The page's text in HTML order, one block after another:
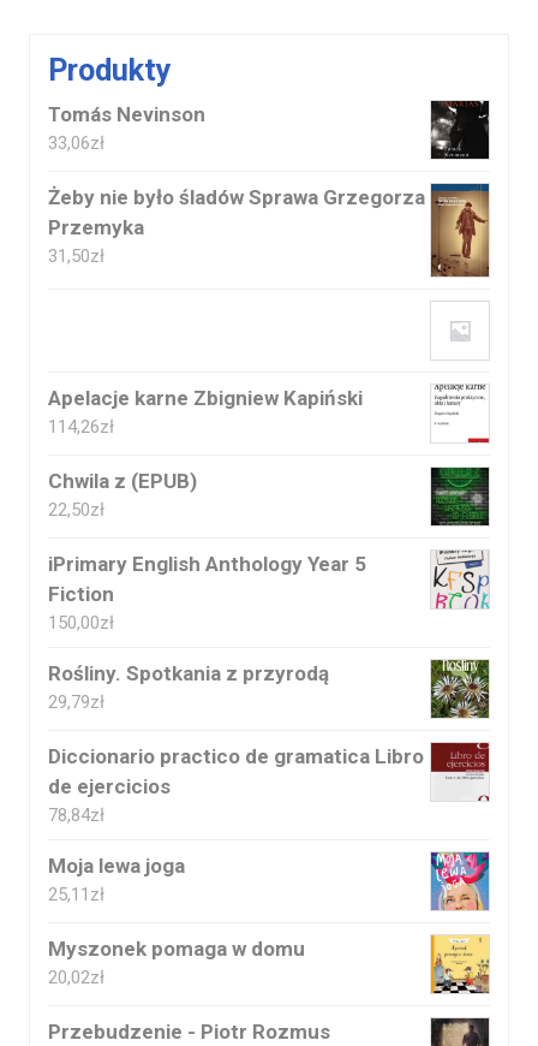
Produkty
Tomás Nevinson
33,06zł
Żeby nie było śladów Sprawa Grzegorza
Przemyka
31,50zł
Apelacje karne Zbigniew Kapiński
114,26zł
Chwila z (EPUB)
22,50zł
iPrimary English Anthology Year 5
Fiction
150,00zł
Rośliny. Spotkania z przyrodą
29,79zł
Diccionario practico de gramatica Libro
de ejercicios
78,84zł
Moja lewa joga
25,11 zł
Myszonek pomaga w domu
20,02zł
Przebudzenie - Piotr Rozmus